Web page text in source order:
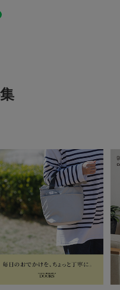
チック原料を使用したサステ
所や、高温・多湿の場所で保
しましては、商品に付属の
場合がございます。予めご了
、商品単体の画像をご参照く
すすめ▼
、マイページにて現在の価格
に是非ご利用下さい。
レビューはありません。